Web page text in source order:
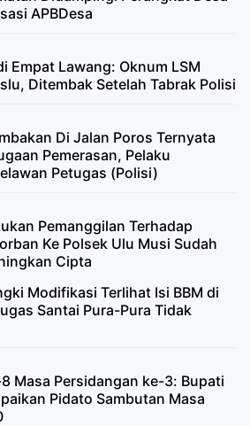
APBDesa
Empat Lawang: Oknum LSM
Ditembak Setelah Tabrak Polisi
Di Jalan Poros Ternyata
Pemerasan, Pelaku
Petugas (Polisi)
Pemanggilan Terhadap
Ke Polsek Ulu Musi Sudah
Cipta
Modifikasi Terlihat Isi BBM di
Santai Pura-Pura Tidak
Masa Persidangan ke-3: Bupati
Pidato Sambutan Masa